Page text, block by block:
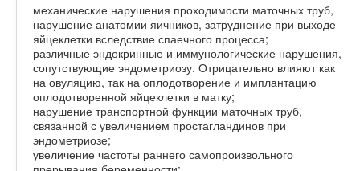
механические нарушения проходимости маточных труб,
нарушение анатомии яичников, затруднение при выходе
яйцеклетки вследствие спаечного процесса;
различные эндокринные и иммунологические нарушения,
сопутствующие эндометриозу. Отрицательно влияют как
на овуляцию, так на оплодотворение и имплантацию
оплодотворенной яйцеклетки в матку;
нарушение транспортной функции маточных труб,
связанной с увеличением простагландинов при
эндометриозе;
увеличение частоты раннего самопроизвольного